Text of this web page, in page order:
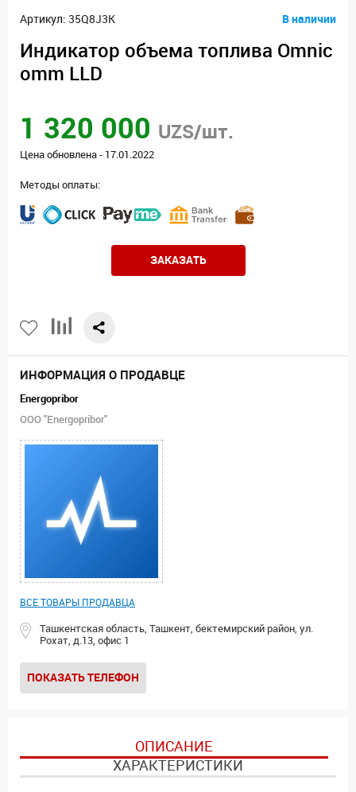
Артикул: 35Q8J3K В наличии
Индикатор объема топлива Omnic
omm LLD
1 320 000 UZS/шт.
Цена обновлена - 17.01.2022
Методы оплаты:
ЗАКАЗАТЬ
ИНФОРМАЦИЯ О ПРОДАВЦЕ
Energopribor
ООО "Energopribor"
ВСЕ ТОВАРЫ ПРОДАВЦА
Ташкентская область, Ташкент, бектемирский район, ул.
Рохат, д.13, офис 1
ПОКАЗАТЬ ТЕЛЕФОН
ОПИСАНИЕ
ХАРАКТЕРИСТИКИ